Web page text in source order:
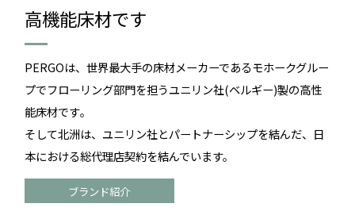
高機能床材です
PERGOは、世界最大手の床材メーカーであるモホークグルー
プでフローリング部門を担うユニリン社(ベルギー)製の高性
能床材です｡
そして北洲は、ユニリン社とパートナーシップを結んだ、日
本における総代理店契約を結んでいます。
ブランド紹介